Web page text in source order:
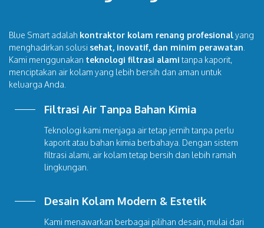
Blue Smart adalah kontraktor kolam renang profesionalyang
menghadirkan solusi sehat, inovatif, dan minim perawatan
Kami menggunakan teknologi filtrasi alami tanpa kaporit,
menciptakan air kolam yang lebih bersih dan aman untuk
keluarga Anda.
Filtrasi Air Tanpa Bahan Kimia
Teknologi kami menjaga air tetap jernih tanpa perlu
kaporit atau bahan kimia berbahaya. Dengan sistem
filtrasi alami, air kolam tetap bersih dan lebih ramah
lingkungan.
Desain Kolam Modern & Estetik
Kami menawarkan berbagai pilihan desain, mulai dari